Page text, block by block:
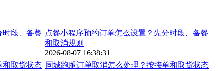
点餐小程序预约订单怎么设置？先分时段、备餐
和取消规则
2026-08-07 16:38:31
同城跑腿订单取消怎么处理？按接单和取货状态